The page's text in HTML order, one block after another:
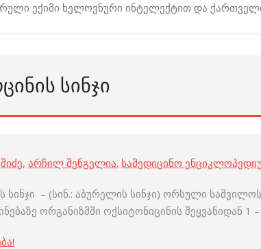
ექიმი ხელოვნური ინტელექტით და
ᲡᲘᲜᲯᲘ
, არჩილ შენგელია. სამედიცინო
სინჯი – (სინ.: აბურელის სინჯი) ორსული
ორგანიზმში ოქსიტონიცინის შეყვანიდან 1